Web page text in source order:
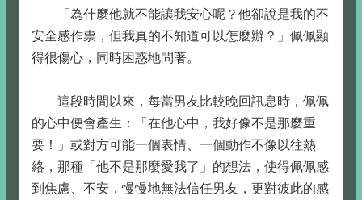
「為什麼他就不能讓我安心呢？他卻說是我的不
安全感作祟，但我真的不知道可以怎麼辦？」佩佩顯
得很傷心，同時困惑地問著。
這段時間以來，每當男友比較晚回訊息時，佩佩
的心中便會產生：「在他心中，我好像不是那麼重
要！」或對方可能一個表情、一個動作不像以往熱
絡，那種「他不是那麼愛我了」的想法，使得佩佩感
到焦慮、不安，慢慢地無法信任男友，更對彼此的感